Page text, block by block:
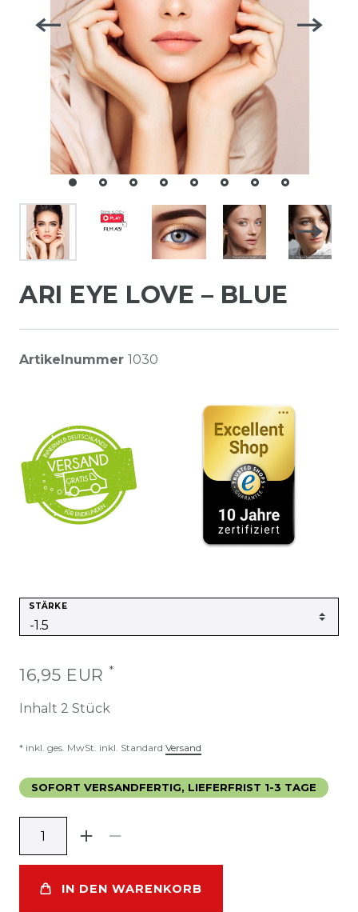
ARI EYE LOVE – BLUE
Artikelnummer 1030
STÄRKE
16,95 EUR *
Inhalt 2 Stück
* inkl. ges. MwSt. inkl. Standard Versand
SOFORT VERSANDFERTIG, LIEFERFRIST 1-3 TAGE
IN DEN WARENKORB